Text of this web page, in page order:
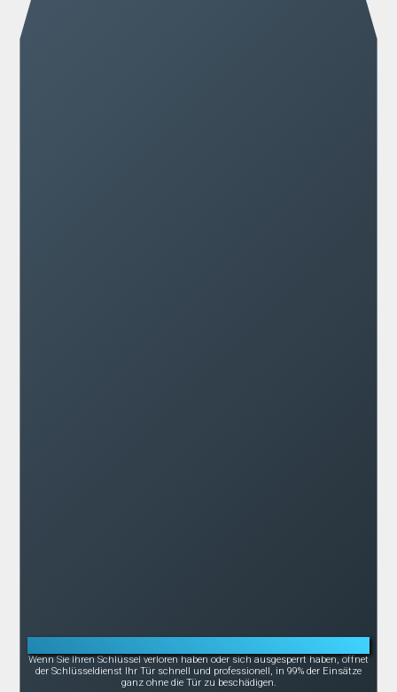
Wenn Sie Ihren Schlüssel verloren haben oder sich ausgesperrt haben, öffnet
der Schlüsseldienst Ihr Tür schnell und professionell, in 99% der Einsätze
ganz ohne die Tür zu beschädigen.